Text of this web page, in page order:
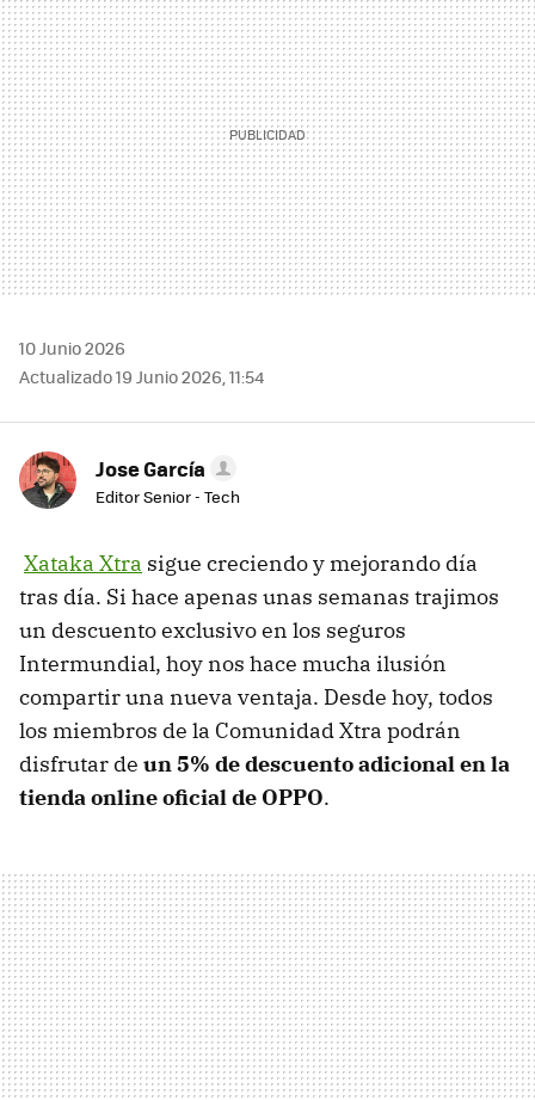
10 Junio 2026
Actualizado 19 Junio 2026, 11:54
Jose García
Editor Senior - Tech
Xataka Xtra sigue creciendo y mejorando día
tras día. Si hace apenas unas semanas trajimos
un descuento exclusivo en los seguros
Intermundial, hoy nos hace mucha ilusión
compartir una nueva ventaja. Desde hoy, todos
los miembros de la Comunidad Xtra podrán
disfrutar de un 5% de descuento adicional en la
tienda online oficial de OPPO.